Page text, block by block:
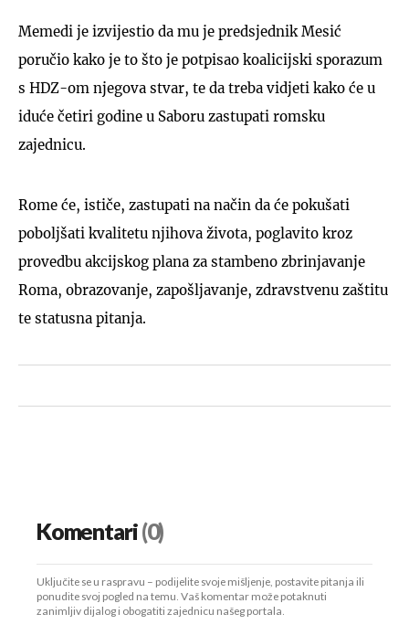
Memedi je izvijestio da mu je predsjednik Mesić
poručio kako je to što je potpisao koalicijski sporazum
s HDZ-om njegova stvar, te da treba vidjeti kako će u
iduće četiri godine u Saboru zastupati romsku
zajednicu.
Rome će, ističe, zastupati na način da će pokušati
poboljšati kvalitetu njihova života, poglavito kroz
provedbu akcijskog plana za stambeno zbrinjavanje
Roma, obrazovanje, zapošljavanje, zdravstvenu zaštitu
te statusna pitanja.
Komentari(0)
Uključite se u raspravu – podijelite svoje mišljenje, postavite pitanja ili
ponudite svoj pogled na temu. Vaš komentar može potaknuti
zanimljiv dijalog i obogatiti zajednicu našeg portala.